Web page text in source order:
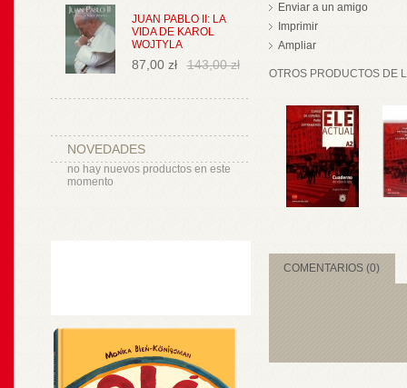
JUAN PABLO II: LA
VIDA DE KAROL
WOJTYLA
87,00 zł 143,00 zł
NOVEDADES
no hay nuevos productos en este
momento
Enviar a un amigo
Imprimir
Ampliar
OTROS PRODUCTOS DE
COMENTARIOS (0)